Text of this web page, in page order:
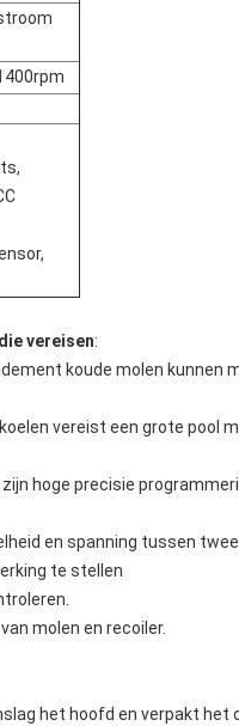
vereisen:
koude molen kunnen
vereist een grote pool
hoge precisie
en spanning tussen
te stellen
molen en recoiler.
het hoofd en verpakt het